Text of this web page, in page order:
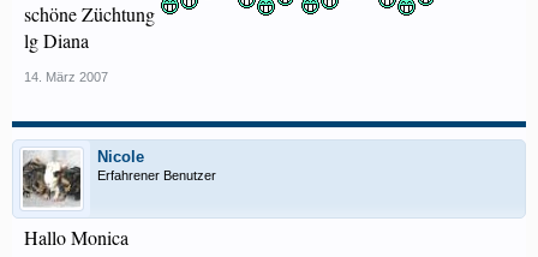
schöne Züchtung
lg Diana
14. März 2007
Nicole
Erfahrener Benutzer
Hallo Monica